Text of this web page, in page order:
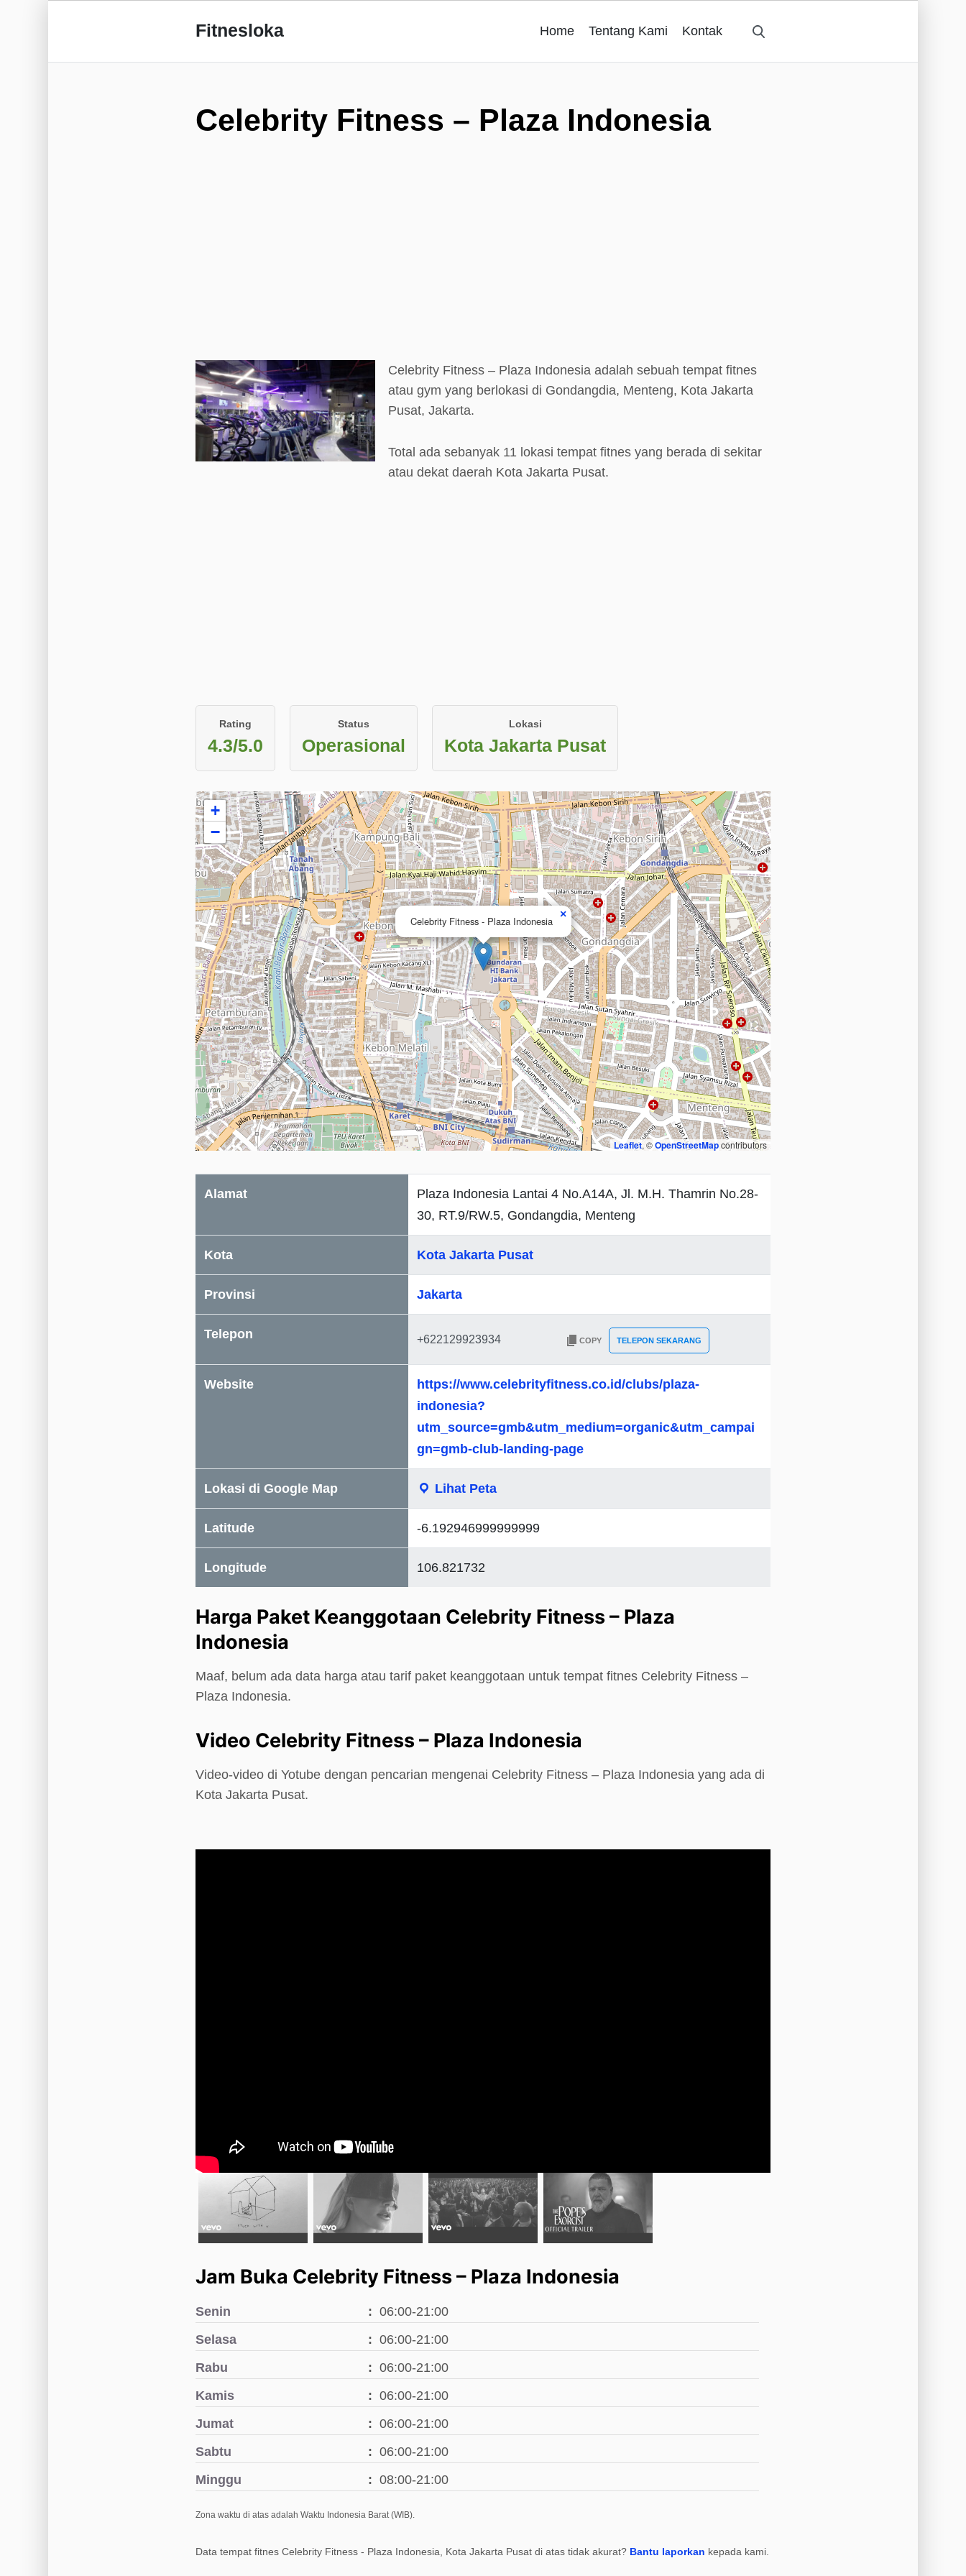
Fitnesloka Home Tentang Kami Kontak
Celebrity Fitness – Plaza Indonesia
Celebrity Fitness – Plaza Indonesia adalah sebuah tempat fitnes
atau gym yang berlokasi di Gondangdia, Menteng, Kota Jakarta
Pusat, Jakarta.
Total ada sebanyak 11 lokasi tempat fitnes yang berada di sekitar
atau dekat daerah Kota Jakarta Pusat.
Rating
4.3/5.0
Status
Operasional
Lokasi
Kota Jakarta Pusat
Celebrity Fitness - Plaza Indonesia
×
+
−
Leaflet, ©OpenStreetMapcontributors
Alamat
Plaza Indonesia Lantai 4 No.A14A, Jl. M.H. Thamrin No.28-
30, RT.9/RW.5, Gondangdia, Menteng
Kota Kota Jakarta Pusat
Provinsi Jakarta
Telepon COPY TELEPON SEKARANG
Website
https://www.celebrityfitness.co.id/clubs/plaza-
indonesia?
utm_source=gmb&utm_medium=organic&utm_campai
gn=gmb-club-landing-page
Lokasi di Google Map Lihat Peta
Latitude -6.192946999999999
Longitude 106.821732
Harga Paket Keanggotaan Celebrity Fitness – Plaza
Indonesia
Maaf, belum ada data harga atau tarif paket keanggotaan untuk tempat fitnes Celebrity Fitness –
Plaza Indonesia.
Video Celebrity Fitness – Plaza Indonesia
Video-video di Yotube dengan pencarian mengenai Celebrity Fitness – Plaza Indonesia yang ada di
Kota Jakarta Pusat.
Jam Buka Celebrity Fitness – Plaza Indonesia
Senin
06:00-21:00
Selasa
06:00-21:00
Rabu
06:00-21:00
Kamis
06:00-21:00
Jumat
06:00-21:00
Sabtu
06:00-21:00
Minggu
08:00-21:00
Zona waktu di atas adalah Waktu Indonesia Barat (WIB).
Data tempat fitnes Celebrity Fitness - Plaza Indonesia, Kota Jakarta Pusat di atas tidak akurat? Bantu laporkan kepada kami.